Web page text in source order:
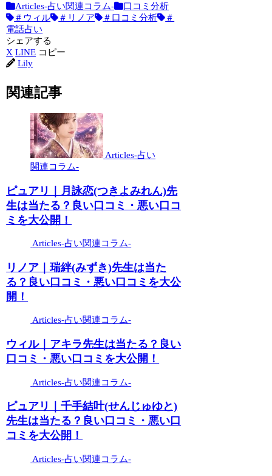
Articles-占い関連コラム-
口コミ分析
＃ウィル
＃リノア ＃口コミ分析
＃
電話占い
シェアする
X LINE コピー
Lily
関連記事
Articles-占い
関連コラム-
ピュアリ｜月詠恋(つきよみれん)先
生は当たる？良い口コミ・悪い口コ
ミを大公開！
Articles-占い関連コラム-
リノア｜瑞絆(みずき)先生は当た
る？良い口コミ・悪い口コミを大公
開！
Articles-占い関連コラム-
ウィル｜アキラ先生は当たる？良い
口コミ・悪い口コミを大公開！
Articles-占い関連コラム-
ピュアリ｜千手結叶(せんじゅゆと)
先生は当たる？良い口コミ・悪い口
コミを大公開！
Articles-占い関連コラム-